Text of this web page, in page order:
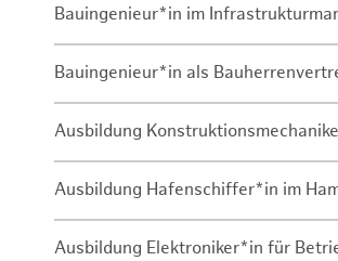
Bauingenieur*in im
Bauingenieur*in als
Ausbildung
Ausbildung Hafenschiffer*in im
Ausbildung Elektroniker*in für